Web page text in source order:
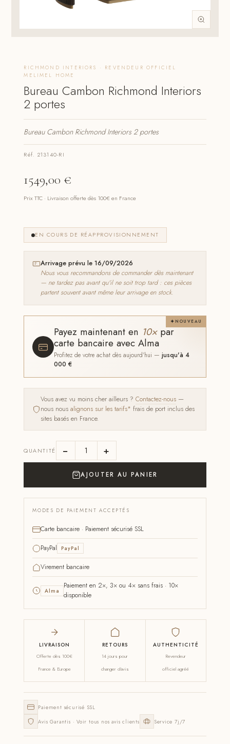
RICHMOND INTERIORS · REVENDEUR OFFICIEL
MELIMEL HOME
Bureau Cambon Richmond Interiors
2 portes
Bureau Cambon Richmond Interiors 2 portes
Réf. 213140-RI
1549,00 €
Prix TTC · Livraison offerte dès 100€ en France
EN COURS DE RÉAPPROVISIONNEMENT
Arrivage prévu le 16/09/2026
Nous vous recommandons de commander dès maintenant
— ne tardez pas avant qu'il ne soit trop tard : ces pièces
partent souvent avant même leur arrivage en stock.
NOUVEAU
Payez maintenant en 10×par
carte bancaire avec Alma
Profitez de votre achat dès aujourd'hui —jusqu'à 4
000 €
Vous avez vu moins cher ailleurs ?Contactez-nous —
nous nousalignons sur les tarifs* frais de port inclus des
sites basés en France.
QUANTITÉ − +
AJOUTER AU PANIER
MODES DE PAIEMENT ACCEPTÉS
Carte bancaire · Paiement sécurisé SSL
PayPal PayPal
Virement bancaire
Alma
Paiement en 2×, 3× ou 4× sans frais · 10×
disponible
LIVRAISON
Offerte dès 100€
France & Europe
RETOURS
14 jours pour
changer d'avis
AUTHENTICITÉ
Revendeur
officiel agréé
Paiement sécurisé SSL
Avis Garantis · Voir tous nos avis clients
Service 7j/7